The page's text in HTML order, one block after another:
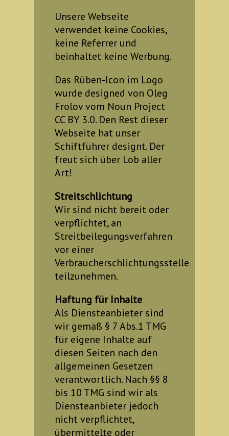
Unsere Webseite
verwendet keine Cookies,
keine Referrer und
beinhaltet keine Werbung.
Das Rüben-Icon im Logo
wurde designed von Oleg
Frolov vom Noun Project
CC BY 3.0. Den Rest dieser
Webseite hat unser
Schiftführer designt. Der
freut sich über Lob aller
Art!
Streitschlichtung
Wir sind nicht bereit oder
verpflichtet, an
Streitbeilegungsverfahren
vor einer
Verbraucherschlichtungsstelle
teilzunehmen.
Haftung für Inhalte
Als Diensteanbieter sind
wir gemäß § 7 Abs.1 TMG
für eigene Inhalte auf
diesen Seiten nach den
allgemeinen Gesetzen
verantwortlich. Nach §§ 8
bis 10 TMG sind wir als
Diensteanbieter jedoch
nicht verpflichtet,
übermittelte oder